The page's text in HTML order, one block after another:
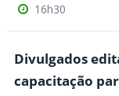
16h30
Divulgados
capacitação